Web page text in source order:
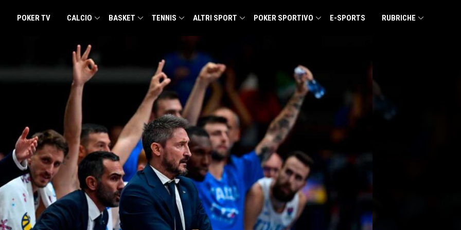
POKER TV CALCIO BASKET TENNIS ALTRI SPORT POKER SPORTIVO E-SPORTS RUBRICHE